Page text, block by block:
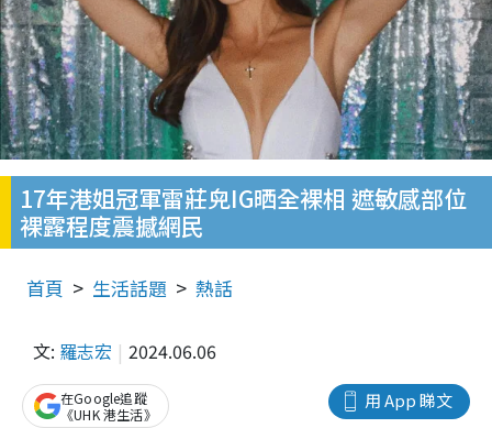
17年港姐冠軍雷莊𠒇IG晒全裸相 遮敏感部位
裸露程度震撼網民
首頁 生活話題 熱話
文: 羅志宏 2024.06.06
用 App 睇文
在Google追蹤
《UHK 港生活》